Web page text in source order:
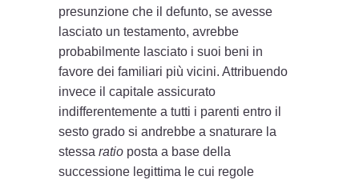
presunzione che il defunto, se avesse
lasciato un testamento, avrebbe
probabilmente lasciato i suoi beni in
favore dei familiari più vicini. Attribuendo
invece il capitale assicurato
indifferentemente a tutti i parenti entro il
sesto grado si andrebbe a snaturare la
stessaratio posta a base della
successione legittima le cui regole